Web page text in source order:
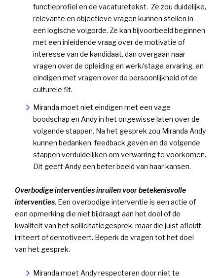
functieprofiel en de vacaturetekst. Ze zou duidelijke,
relevante en objectieve vragen kunnen stellen in
een logische volgorde. Ze kan bijvoorbeeld beginnen
met een inleidende vraag over de motivatie of
interesse van de kandidaat, dan overgaan naar
vragen over de opleiding en werk/stage ervaring, en
eindigen met vragen over de persoonlijkheid of de
culturele fit.
Miranda moet niet eindigen met een vage
boodschap en Andy in het ongewisse laten over de
volgende stappen. Na het gesprek zou Miranda Andy
kunnen bedanken, feedback geven en de volgende
stappen verduidelijken om verwarring te voorkomen.
Dit geeft Andy een beter beeld van haar kansen.
Overbodige interventies inruilen voor betekenisvolle
interventies. Een overbodige interventie is een actie of
een opmerking die niet bijdraagt aan het doel of de
kwaliteit van het sollicitatiegesprek, maar die juist afleidt,
irriteert of demotiveert. Beperk de vragen tot het doel
van het gesprek.
Miranda moet Andy respecteren door niet te